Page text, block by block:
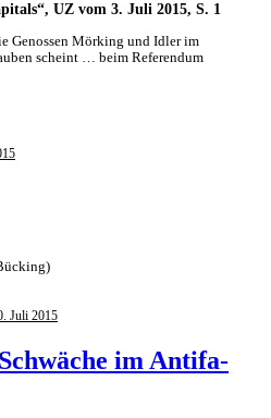
UZ vom 3. Juli 2015, S. 1
Genossen Mörking und Idler im
scheint … beim Referendum
im Antifa-
Juli 2015